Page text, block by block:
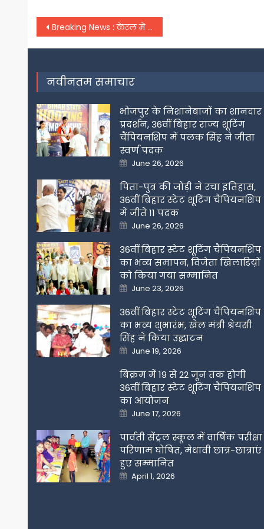
Post
navigation
Breaking News : केरल में मंकीपाक्स का तीसरा मामला आया सामने, यूएई से लौटा 35 वर्षीय शख्स मिला संक्रमित
नवीनतम समाचार
भोजपुर के निशानेबाजों का शानदार
प्रदर्शन, 36वीं बिहार राज्य शूटिंग
चैंपियनशिप में पलक सिंह ने जीता
स्वर्ण पदक
Posted
on
June 26, 2026
पिता-पुत्र की जोड़ी ने रचा इतिहास,
36वीं बिहार स्टेट शूटिंग चैंपियनशिप
में जीते 11 पदक
Posted
on
June 26, 2026
36वीं बिहार स्टेट शूटिंग चैंपियनशिप
का भव्य समापन, विजेता खिलाडिय़ों
को किया गया सम्मानित
Posted
on
June 23, 2026
36वीं बिहार स्टेट शूटिंग चैंपियनशिप
का भव्य शुभारंभ, खेल मंत्री श्रेयसी
सिंह ने किया उद्घाटन
Posted
on
June 19, 2026
बिक्रम में 19 से 22 जून तक होगी
36वीं बिहार स्टेट शूटिंग चैंपियनशिप
का आयोजन
Posted
on
June 17, 2026
पार्वती सेंट्रल स्कूल में वार्षिक परीक्षा
परिणाम घोषित, मेधावी छात्र-छात्राएं
हुए सम्मानित
Posted
on
April 1, 2026